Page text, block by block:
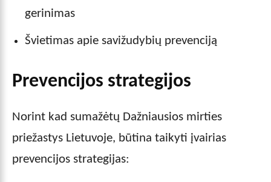
gerinimas
Švietimas apie savižudybių prevenciją
Prevencijos strategijos
Norint kad sumažėtų Dažniausios mirties
priežastys Lietuvoje, būtina taikyti įvairias
prevencijos strategijas: